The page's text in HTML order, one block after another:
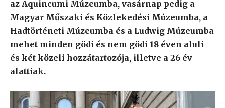
az Aquincumi Múzeumba, vasárnap pedig a
Magyar Műszaki és Közlekedési Múzeumba, a
Hadtörténeti Múzeumba és a Ludwig Múzeumba
mehet minden gödi és nem gödi 18 éven aluli
és két közeli hozzátartozója, illetve a 26 év
alattiak.